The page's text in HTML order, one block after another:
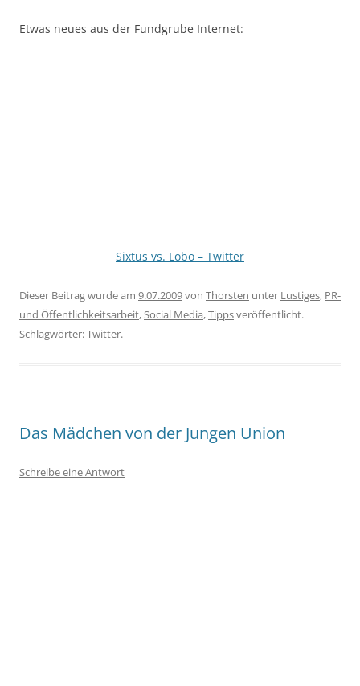
Etwas neues aus der Fundgrube Internet:
Sixtus vs. Lobo – Twitter
Dieser Beitrag wurde am 9.07.2009von Thorsten unter Lustiges, PR-
und Öffentlichkeitsarbeit,Social Media,Tippsveröffentlicht.
Schlagwörter:Twitter.
Das Mädchen von der Jungen Union
Schreibe eine Antwort